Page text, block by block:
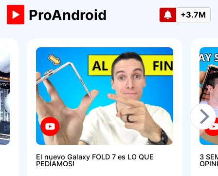
ProAndroid +3.7M
El nuevo Galaxy FOLD 7 es LO QUE
PEDÍAMOS!
3